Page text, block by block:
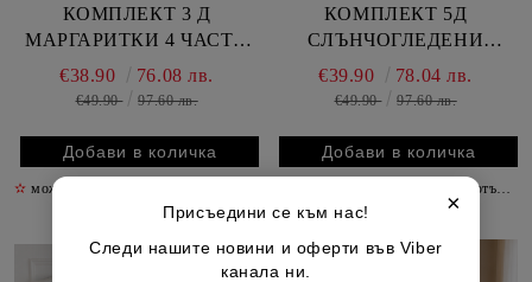
КОМПЛЕКТ 3 Д
МАРГАРИТКИ 4 ЧАСТИ
БЕЗ ЛАСТИК
€38.90 76.08 лв.
€49.90 97.60 лв.
✫ може да допълвате до четвъртък включително
КОМПЛЕКТ 5Д
СЛЪНЧОГЛЕДЕНИ
ЦВЕТЯ 3 ЧАСТИ БЕЗ
ЛАСТИК
€39.90 78.04 лв.
€49.90 97.60 лв.
може да допълвате до четвъртък включително
×
Присъедини се към нас!
Следи нашите новини и оферти във Viber
канала ни.